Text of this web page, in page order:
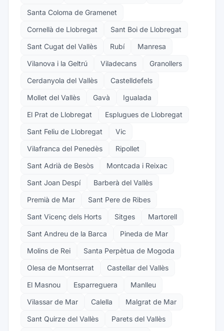
Santa Coloma de Gramenet
Cornellà de Llobregat
Sant Boi de Llobregat
Sant Cugat del Vallès
Rubí
Manresa
Vilanova i la Geltrú
Viladecans
Granollers
Cerdanyola del Vallès
Castelldefels
Mollet del Vallès
Gavà
Igualada
El Prat de Llobregat
Esplugues de Llobregat
Sant Feliu de Llobregat
Vic
Vilafranca del Penedès
Ripollet
Sant Adrià de Besòs
Montcada i Reixac
Sant Joan Despí
Barberà del Vallès
Premià de Mar
Sant Pere de Ribes
Sant Vicenç dels Horts
Sitges
Martorell
Sant Andreu de la Barca
Pineda de Mar
Molins de Rei
Santa Perpètua de Mogoda
Olesa de Montserrat
Castellar del Vallès
El Masnou
Esparreguera
Manlleu
Vilassar de Mar
Calella
Malgrat de Mar
Sant Quirze del Vallès
Parets del Vallès